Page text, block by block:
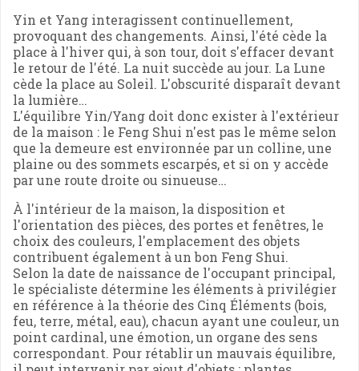
Yin et Yang interagissent continuellement,
provoquant des changements. Ainsi, l'été cède la
place à l'hiver qui, à son tour, doit s'effacer devant
le retour de l'été. La nuit succède au jour. La Lune
cède la place au Soleil. L'obscurité disparaît devant
la lumière…
L'équilibre Yin/Yang doit donc exister à l'extérieur
de la maison : le Feng Shui n'est pas le même selon
que la demeure est environnée par un colline, une
plaine ou des sommets escarpés, et si on y accède
par une route droite ou sinueuse…
À l'intérieur de la maison, la disposition et
l'orientation des pièces, des portes et fenêtres, le
choix des couleurs, l'emplacement des objets
contribuent également à un bon Feng Shui.
Selon la date de naissance de l'occupant principal,
le spécialiste détermine les éléments à privilégier
en référence à la théorie des Cinq Éléments (bois,
feu, terre, métal, eau), chacun ayant une couleur, un
point cardinal, une émotion, un organe des sens
correspondant. Pour rétablir un mauvais équilibre,